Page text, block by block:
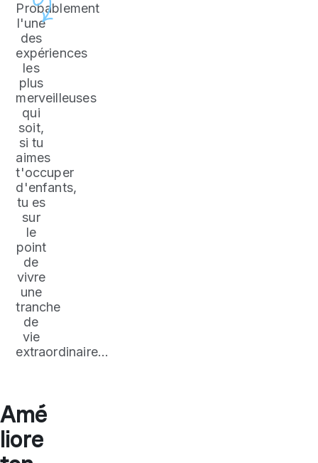
Probablement
l'une
des
expériences
les
plus
merveilleuses
qui
soit,
si tu
aimes
t'occuper
d'enfants,
tu es
sur
le
point
de
vivre
une
tranche
de
vie
extraordinaire…
Amé
liore